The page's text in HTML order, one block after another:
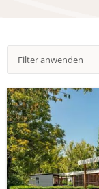
Filter anwenden